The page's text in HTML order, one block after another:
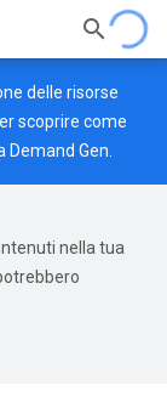
delle risorse
scoprire come
Gen.
nella tua